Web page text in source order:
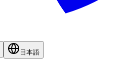
日本語